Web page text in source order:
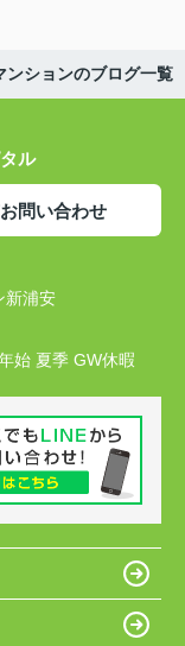
ンションのブログ一覧
ル
お問い合わせ
新浦安
始 夏季 GW休暇